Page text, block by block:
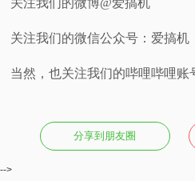
关注我们的微博@爱搞机
关注我们的微信公众号：爱搞机
当然，也关注我们的哔哩哔哩账
分享到朋友圈
-->